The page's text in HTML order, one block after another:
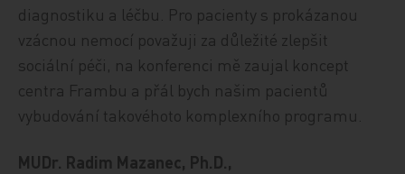
diagnostiku a léčbu. Pro pacienty s prokázanou
vzácnou nemocí považuji za důležité zlepšit
sociální péči, na konferenci mě zaujal koncept
centra Frambu a přál bych našim pacientů
vybudování takovéhoto komplexního programu.
MUDr. Radim Mazanec, Ph.D.,